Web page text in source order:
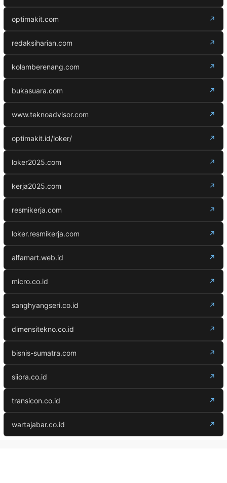
optimakit.com ↗
redaksiharian.com ↗
kolamberenang.com ↗
bukasuara.com ↗
www.teknoadvisor.com ↗
optimakit.id/loker/ ↗
loker2025.com ↗
kerja2025.com ↗
resmikerja.com ↗
loker.resmikerja.com ↗
alfamart.web.id ↗
micro.co.id ↗
sanghyangseri.co.id ↗
dimensitekno.co.id ↗
bisnis-sumatra.com ↗
siiora.co.id ↗
transicon.co.id ↗
wartajabar.co.id ↗